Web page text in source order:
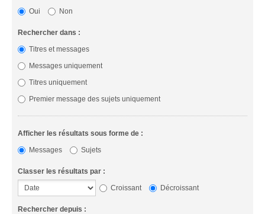
Oui
Non
Rechercher dans :
Titres et messages
Messages uniquement
Titres uniquement
Premier message des sujets uniquement
Afficher les résultats sous forme de :
Messages
Sujets
Classer les résultats par :
Croissant
Décroissant
Rechercher depuis :